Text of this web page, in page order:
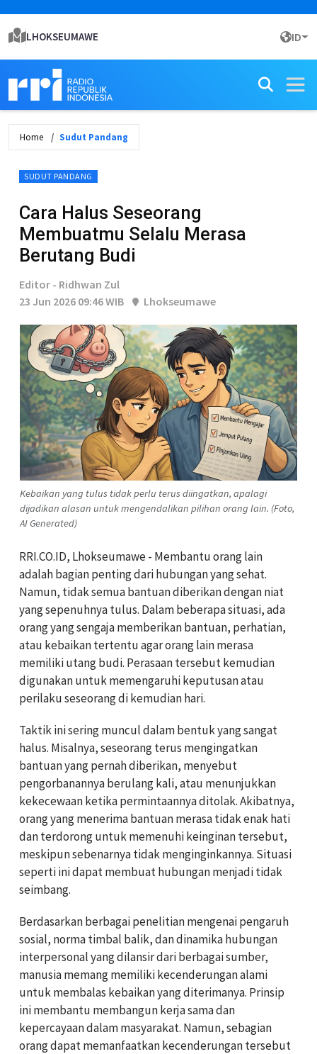
LHOKSEUMAWE ID
Home Sudut Pandang
SUDUT PANDANG
Cara Halus Seseorang
Membuatmu Selalu Merasa
Berutang Budi
Editor - Ridhwan Zul
23 Jun 2026 09:46 WIB
Lhokseumawe
Kebaikan yang tulus tidak perlu terus diingatkan, apalagi
dijadikan alasan untuk mengendalikan pilihan orang lain. (Foto,
AI Generated)
RRI.CO.ID, Lhokseumawe - Membantu orang lain
adalah bagian penting dari hubungan yang sehat.
Namun, tidak semua bantuan diberikan dengan niat
yang sepenuhnya tulus. Dalam beberapa situasi, ada
orang yang sengaja memberikan bantuan, perhatian,
atau kebaikan tertentu agar orang lain merasa
memiliki utang budi. Perasaan tersebut kemudian
digunakan untuk memengaruhi keputusan atau
perilaku seseorang di kemudian hari.
Taktik ini sering muncul dalam bentuk yang sangat
halus. Misalnya, seseorang terus mengingatkan
bantuan yang pernah diberikan, menyebut
pengorbanannya berulang kali, atau menunjukkan
kekecewaan ketika permintaannya ditolak. Akibatnya,
orang yang menerima bantuan merasa tidak enak hati
dan terdorong untuk memenuhi keinginan tersebut,
meskipun sebenarnya tidak menginginkannya. Situasi
seperti ini dapat membuat hubungan menjadi tidak
seimbang.
Berdasarkan berbagai penelitian mengenai pengaruh
sosial, norma timbal balik, dan dinamika hubungan
interpersonal yang dilansir dari berbagai sumber,
manusia memang memiliki kecenderungan alami
untuk membalas kebaikan yang diterimanya. Prinsip
ini membantu membangun kerja sama dan
kepercayaan dalam masyarakat. Namun, sebagian
orang dapat memanfaatkan kecenderungan tersebut